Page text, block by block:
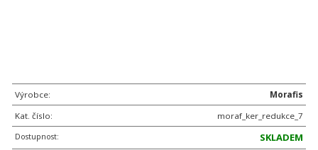
Výrobce:
Morafis
Kat. číslo:
moraf_ker_redukce_7
Dostupnost:
SKLADEM